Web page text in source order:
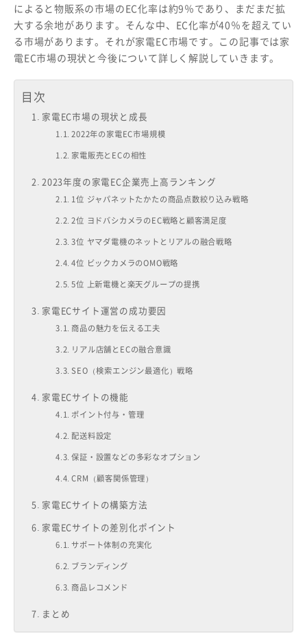
によると物販系の市場のEC化率は約9％であり、まだまだ拡
大する余地があります。そんな中、EC化率が40％を超えてい
る市場があります。それが家電EC市場です。この記事では家
電EC市場の現状と今後について詳しく解説していきます。
目次
家電EC市場の現状と成長
2022年の家電EC市場規模
家電販売とECの相性
2023年度の家電EC企業売上高ランキング
1位 ジャパネットたかたの商品点数絞り込み戦略
2位 ヨドバシカメラのEC戦略と顧客満足度
3位 ヤマダ電機のネットとリアルの融合戦略
4位 ビックカメラのOMO戦略
5位 上新電機と楽天グループの提携
家電ECサイト運営の成功要因
商品の魅力を伝える工夫
リアル店舗とECの融合意識
SEO（検索エンジン最適化）戦略
家電ECサイトの機能
ポイント付与・管理
配送料設定
保証・設置などの多彩なオプション
CRM（顧客関係管理）
家電ECサイトの構築方法
家電ECサイトの差別化ポイント
サポート体制の充実化
ブランディング
商品レコメンド
まとめ